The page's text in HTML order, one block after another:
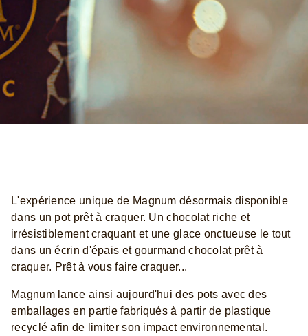
L'expérience unique de Magnum désormais disponible
dans un pot prêt à craquer. Un chocolat riche et
irrésistiblement craquant et une glace onctueuse le tout
dans un écrin d'épais et gourmand chocolat prêt à
craquer. Prêt à vous faire craquer...
Magnum lance ainsi aujourd'hui des pots avec des
emballages en partie fabriqués à partir de plastique
recyclé afin de limiter son impact environnemental.